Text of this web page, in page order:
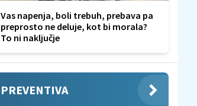
Vas napenja, boli trebuh, prebava pa
preprosto ne deluje, kot bi morala?
To ni naključje
PREVENTIVA